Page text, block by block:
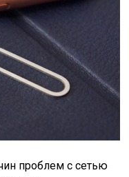
проблем с сетью